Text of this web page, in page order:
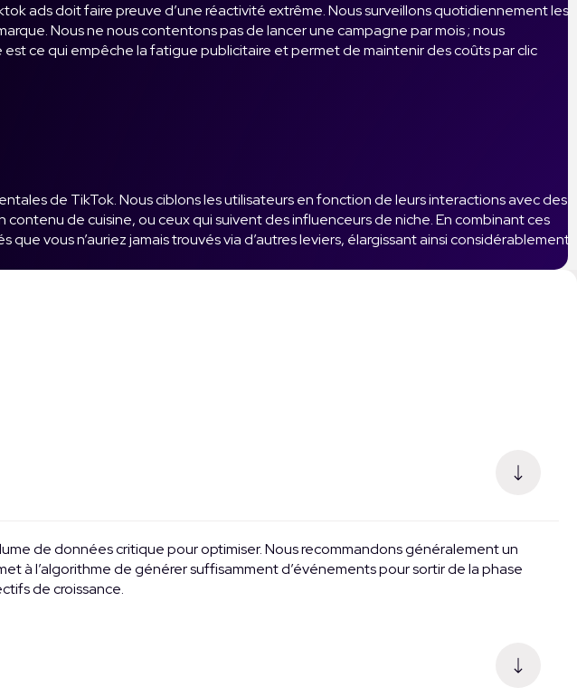
ads doit faire preuve d’une réactivité extrême. Nous surveillons quotidiennement les
Nous ne nous contentons pas de lancer une campagne par mois ; nous
ce qui empêche la fatigue publicitaire et permet de maintenir des coûts par clic
de TikTok. Nous ciblons les utilisateurs en fonction de leurs interactions avec des
de cuisine, ou ceux qui suivent des influenceurs de niche. En combinant ces
vous n’auriez jamais trouvés via d’autres leviers, élargissant ainsi considérablement
de données critique pour optimiser. Nous recommandons généralement un
à l’algorithme de générer suffisamment d’événements pour sortir de la phase
de croissance.